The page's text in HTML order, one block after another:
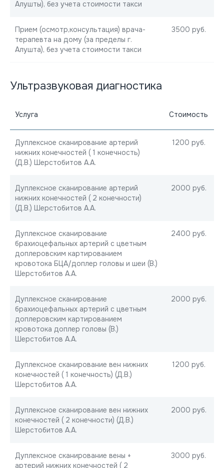
Алушты), без учета стоимости такси
Прием (осмотр,консультация) врача-
терапевта на дому (за пределы г.
Алушта), без учета стоимости такси
3500 руб.
Ультразвуковая диагностика
Услуга Стоимость
Дуплексное сканирование артерий
нижних конечностей ( 1 конечность)
(Д.В.) Шерстобитов А.А.
1200 руб.
Дуплексное сканирование артерий
нижних конечностей ( 2 конечности)
(Д.В.) Шерстобитов А.А.
2000 руб.
Дуплексное сканирование
брахиоцефальных артерий с цветным
доплеровским картированием
кровотока БЦА/доплер головы и шеи (В.)
Шерстобитов А.А.
2400 руб.
Дуплексное сканирование
брахиоцефальных артерий с цветным
доплеровским картированием
кровотока доплер головы (В.)
Шерстобитов А.А.
2000 руб.
Дуплексное сканирование вен нижних
конечностей ( 1 конечность) (Д.В.)
Шерстобитов А.А.
1200 руб.
Дуплексное сканирование вен нижних
конечностей ( 2 конечности) (Д.В.)
Шерстобитов А.А.
2000 руб.
Дуплексное сканирование вены +
артерий нижних конечностей ( 2
3000 руб.